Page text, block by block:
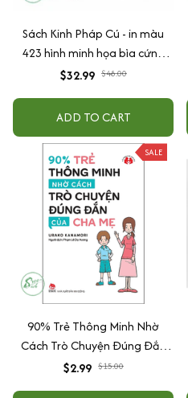
Sách Kinh Pháp Cú - in màu
423 hình minh họa bìa cứng
cao cấp + tặng kèm vòng tay
$32.99 $48.00
ADD TO CART
SALE
90% Trẻ Thông Minh Nhờ
Cách Trò Chuyện Đúng Đắn
Của Cha Mẹ
$2.99 $15.00